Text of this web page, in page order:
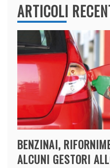
ARTICOLI
BENZINAI,
ALCUNI GESTORI